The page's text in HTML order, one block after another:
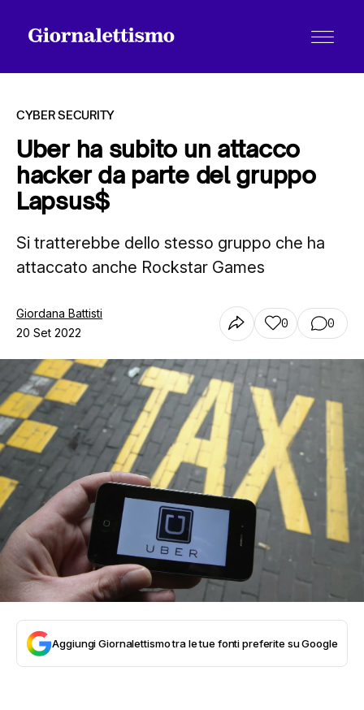
Tutti gli articoli
Chi siamo
Contatti
CYBER SECURITY
Uber ha subito un attacco
hacker da parte del gruppo
Lapsus$
Si tratterebbe dello stesso gruppo che ha
attaccato anche Rockstar Games
Giordana Battisti
20 Set 2022
0 0
Aggiungi Giornalettismo tra le tue fonti preferite su Google